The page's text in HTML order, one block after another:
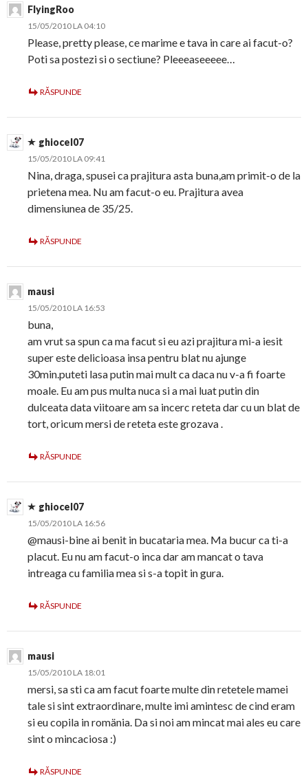
FlyingRoo
15/05/2010 LA 04:10
Please, pretty please, ce marime e tava in care ai facut-o?
Poti sa postezi si o sectiune? Pleeeaseeeee…
RĂSPUNDE
ghiocel07
15/05/2010 LA 09:41
Nina, draga, spusei ca prajitura asta buna,am primit-o de la
prietena mea. Nu am facut-o eu. Prajitura avea
dimensiunea de 35/25.
RĂSPUNDE
mausi
15/05/2010 LA 16:53
buna,
am vrut sa spun ca ma facut si eu azi prajitura mi-a iesit
super este delicioasa insa pentru blat nu ajunge
30min.puteti lasa putin mai mult ca daca nu v-a fi foarte
moale. Eu am pus multa nuca si a mai luat putin din
dulceata data viitoare am sa incerc reteta dar cu un blat de
tort, oricum mersi de reteta este grozava .
RĂSPUNDE
ghiocel07
15/05/2010 LA 16:56
@mausi-bine ai benit in bucataria mea. Ma bucur ca ti-a
placut. Eu nu am facut-o inca dar am mancat o tava
intreaga cu familia mea si s-a topit in gura.
RĂSPUNDE
mausi
15/05/2010 LA 18:01
mersi, sa sti ca am facut foarte multe din retetele mamei
tale si sint extraordinare, multe imi amintesc de cind eram
si eu copila in romänia. Da si noi am mincat mai ales eu care
sint o mincaciosa :)
RĂSPUNDE